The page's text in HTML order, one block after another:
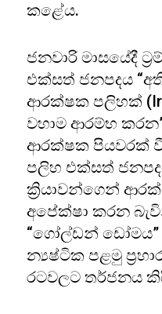
කළේය.
ජනවාරි මාසයේදී
එක්සත් ජනපදය
ආරක්ෂක පලිහක්
වහාම ආරම්භ
ආරක්ෂක පියවරක්
පලිහ එක්සත්
ක්‍රියාවන්ගෙන්
අපේක්ෂා කරන
“ගෝල්ඩන් ඩෝමය”
න්‍යෂ්ටික පළමු
රටවලට තර්ජනය